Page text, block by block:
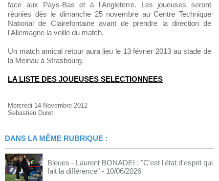
face aux Pays-Bas et à l'Angleterre. Les joueuses seront
réunies dès le dimanche 25 novembre au Centre Technique
National de Clairefontaine avant de prendre la direction de
l'Allemagne la veille du match.
Un match amical retour aura lieu le 13 février 2013 au stade de
la Meinau à Strasbourg.
LA LISTE DES JOUEUSES SELECTIONNEES
Mercredi 14 Novembre 2012
Sebastien Duret
DANS LA MÊME RUBRIQUE :
Bleues - Laurent BONADEI : "C'est l'état d'esprit qui
fait la différence" - 10/06/2026